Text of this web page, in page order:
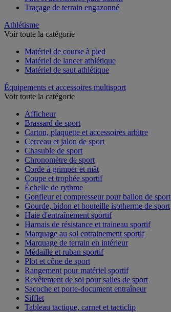
Traçage de terrain engazonné
Athlétisme
Voir toute la catégorie
Matériel de course à pied
Matériel de lancer athlétique
Matériel de saut athlétique
Équipements et accessoires multisport
Voir toute la catégorie
Afficheur
Brassard de sport
Carton, plaquette et accessoires arbitre
Cerceau et jalon de sport
Chasuble de sport
Chronomètre de sport
Corde à grimper et mât
Coupe et trophée sportif
Échelle de rythme
Gonfleur et compresseur pour ballon de sport
Gourde, bidon et bouteille isotherme de sport
Haie d'entraînement sportif
Harnais de résistance et traineau sportif
Marquage au sol entrainement sportif
Marquage de terrain en intérieur
Médaille et ruban sportif
Plot et cône de sport
Rangement pour matériel sportif
Revêtement de sol pour salles de sport
Sacoche et porte-document entraîneur
Sifflet
Tableau tactique, carnet et tacticlip